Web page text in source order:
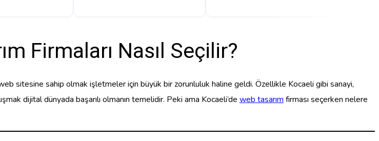
Firmaları Nasıl Seçilir?
sitesine sahip olmak işletmeler için büyük bir zorunluluk haline geldi. Özellikle Kocaeli gibi sanayi,
dijital dünyada başarılı olmanın temelidir. Peki ama Kocaeli’de web tasarım firması seçerken nelere